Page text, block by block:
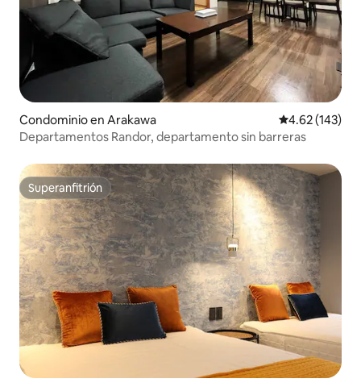
Condominio en Arakawa Calificación
4.62 (143)
Departamentos Randor, departamento sin barreras
Superanfitrión
Superanfitrión